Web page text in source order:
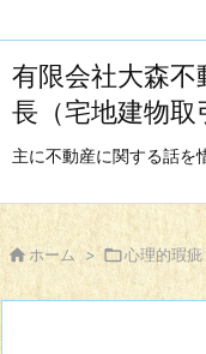
有限会社大森不
長（宅地建物
主に不動産に関する話を
 ホーム > 心理的瑕疵